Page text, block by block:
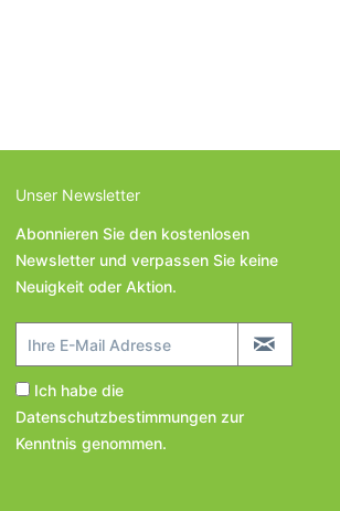
Unser Newsletter
Abonnieren Sie den kostenlosen
Newsletter und verpassen Sie keine
Neuigkeit oder Aktion.
Ich habe die
Datenschutzbestimmungen zur
Kenntnis genommen.